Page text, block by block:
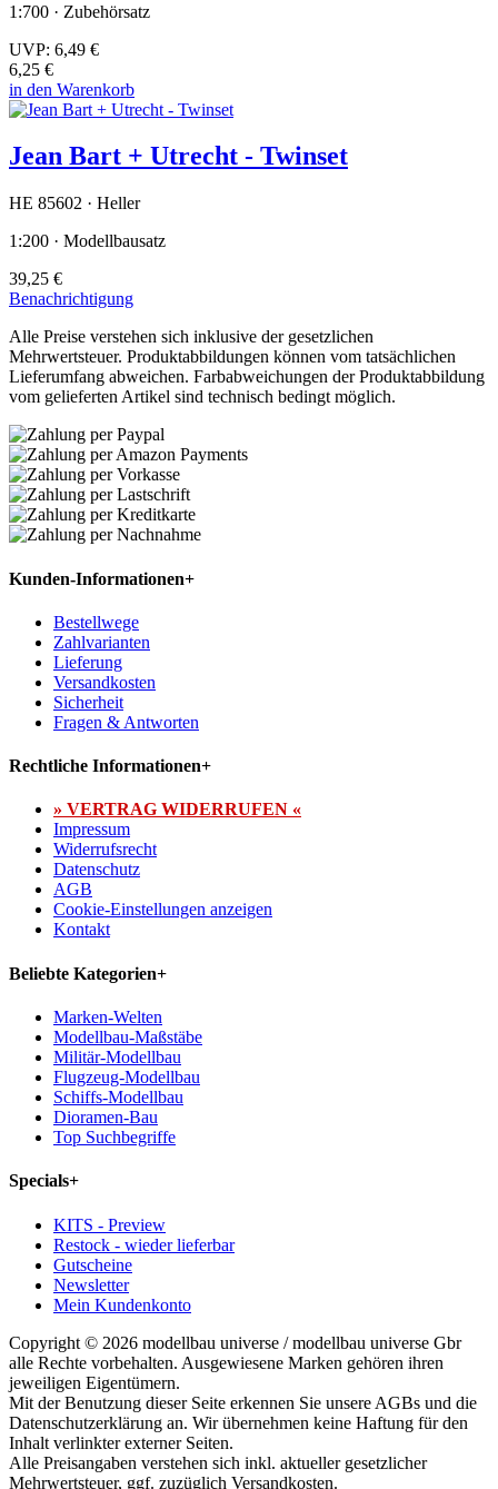
1:700 · Zubehörsatz
UVP: 6,49 €
6,25 €
in den Warenkorb
Jean Bart + Utrecht - Twinset
HE 85602 · Heller
1:200 · Modellbausatz
39,25 €
Benachrichtigung
Alle Preise verstehen sich inklusive der gesetzlichen
Mehrwertsteuer. Produktabbildungen können vom tatsächlichen
Lieferumfang abweichen. Farbabweichungen der Produktabbildung
vom gelieferten Artikel sind technisch bedingt möglich.
Kunden-Informationen+
Bestellwege
Zahlvarianten
Lieferung
Versandkosten
Sicherheit
Fragen & Antworten
Rechtliche Informationen+
» VERTRAG WIDERRUFEN «
Impressum
Widerrufsrecht
Datenschutz
AGB
Cookie-Einstellungen anzeigen
Kontakt
Beliebte Kategorien+
Marken-Welten
Modellbau-Maßstäbe
Militär-Modellbau
Flugzeug-Modellbau
Schiffs-Modellbau
Dioramen-Bau
Top Suchbegriffe
Specials+
KITS - Preview
Restock - wieder lieferbar
Gutscheine
Newsletter
Mein Kundenkonto
Copyright © 2026 modellbau universe / modellbau universe Gbr
alle Rechte vorbehalten. Ausgewiesene Marken gehören ihren
jeweiligen Eigentümern.
Mit der Benutzung dieser Seite erkennen Sie unsere AGBs und die
Datenschutzerklärung an. Wir übernehmen keine Haftung für den
Inhalt verlinkter externer Seiten.
Alle Preisangaben verstehen sich inkl. aktueller gesetzlicher
Mehrwertsteuer, ggf. zuzüglich Versandkosten.